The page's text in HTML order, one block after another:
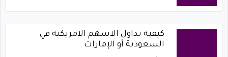
كيفية تداول الاسهم الامريكية في
السعودية أو الإمارات